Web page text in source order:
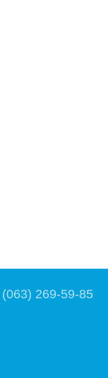
(063) 269-59-85